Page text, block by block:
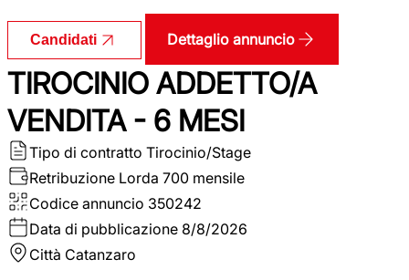
Candidati Dettaglio annuncio
TIROCINIO ADDETTO/A
VENDITA - 6 MESI
Tipo di contratto Tirocinio/Stage
Retribuzione Lorda 700 mensile
Codice annuncio 350242
Data di pubblicazione 8/8/2026
Città Catanzaro